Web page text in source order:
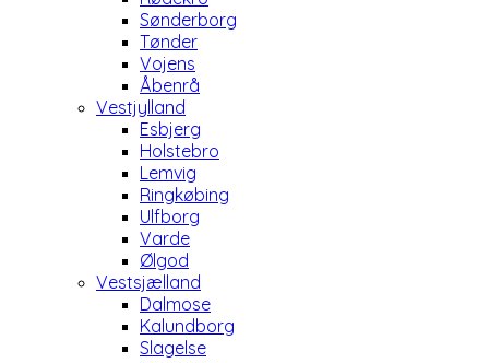
Sønderborg
Tønder
Vojens
Åbenrå
Vestjylland
Esbjerg
Holstebro
Lemvig
Ringkøbing
Ulfborg
Varde
Ølgod
Vestsjælland
Dalmose
Kalundborg
Slagelse